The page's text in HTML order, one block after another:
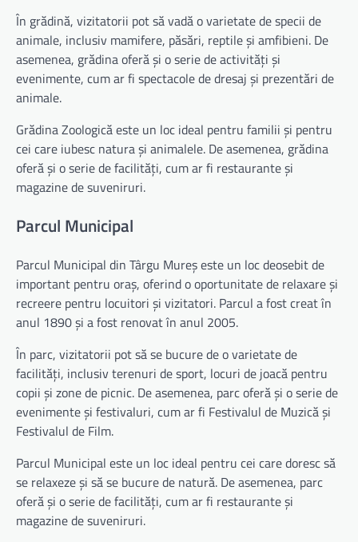
În grădină, vizitatorii pot să vadă o varietate de specii de
animale, inclusiv mamifere, păsări, reptile și amfibieni. De
asemenea, grădina oferă și o serie de activități și
evenimente, cum ar fi spectacole de dresaj și prezentări de
animale.
Grădina Zoologică este un loc ideal pentru familii și pentru
cei care iubesc natura și animalele. De asemenea, grădina
oferă și o serie de facilități, cum ar fi restaurante și
magazine de suveniruri.
Parcul Municipal
Parcul Municipal din Târgu Mureș este un loc deosebit de
important pentru oraș, oferind o oportunitate de relaxare și
recreere pentru locuitori și vizitatori. Parcul a fost creat în
anul 1890 și a fost renovat în anul 2005.
În parc, vizitatorii pot să se bucure de o varietate de
facilități, inclusiv terenuri de sport, locuri de joacă pentru
copii și zone de picnic. De asemenea, parc oferă și o serie de
evenimente și festivaluri, cum ar fi Festivalul de Muzică și
Festivalul de Film.
Parcul Municipal este un loc ideal pentru cei care doresc să
se relaxeze și să se bucure de natură. De asemenea, parc
oferă și o serie de facilități, cum ar fi restaurante și
magazine de suveniruri.